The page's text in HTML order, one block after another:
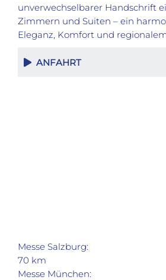
unverwechselbarer Handschrift
Zimmern und Suiten – ein
Eleganz, Komfort und
ANFAHRT
Messe Salzburg:
70 km
Messe München: